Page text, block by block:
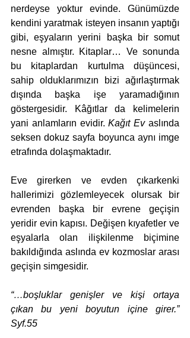
nerdeyse yoktur evinde. Günümüzde
kendini yaratmak isteyen insanın yaptığı
gibi, eşyaların yerini başka bir somut
nesne almıştır. Kitaplar… Ve sonunda
bu kitaplardan kurtulma düşüncesi,
sahip olduklarımızın bizi ağırlaştırmak
dışında başka işe yaramadığının
göstergesidir. Kâğıtlar da kelimelerin
yani anlamların evidir. Kağıt Ev aslında
seksen dokuz sayfa boyunca aynı imge
etrafında dolaşmaktadır.
Eve girerken ve evden çıkarkenki
hallerimizi gözlemleyecek olursak bir
evrenden başka bir evrene geçişin
yeridir evin kapısı. Değişen kıyafetler ve
eşyalarla olan ilişkilenme biçimine
bakıldığında aslında ev kozmoslar arası
geçişin simgesidir.
“…boşluklar genişler ve kişi ortaya
çıkan bu yeni boyutun içine girer.”
Syf.55